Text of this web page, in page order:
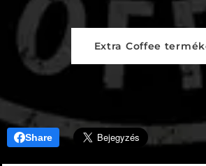
Extra Coffee
Share